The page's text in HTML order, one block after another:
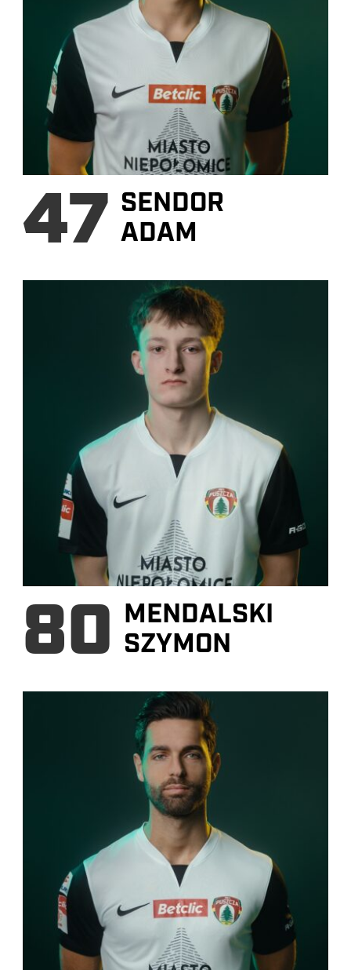
47 SENDOR
ADAM
80 MENDALSKI
SZYMON